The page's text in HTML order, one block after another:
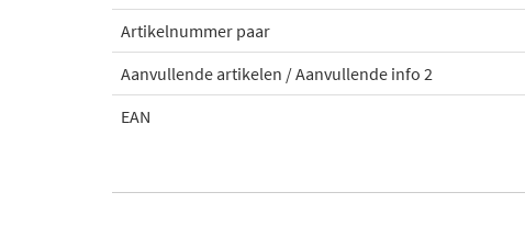
Artikelnummer paar
Aanvullende artikelen / Aanvullende info 2
EAN